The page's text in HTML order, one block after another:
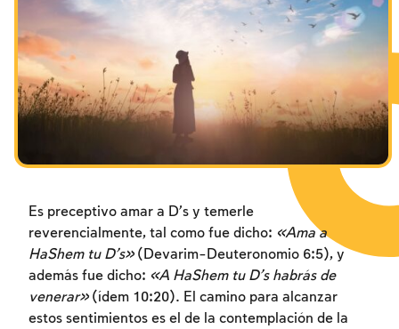
Los ayunos por la destrucción del Templo
Janucá
Purim
Es preceptivo amar a D’s y temerle
reverencialmente, tal como fue dicho: «Ama a
HaShem tu D’s»(Devarim-Deuteronomio 6:5), y
además fue dicho: «A HaShem tu D’s habrás de
venerar»(ídem 10:20). El camino para alcanzar
estos sentimientos es el de la contemplación de la